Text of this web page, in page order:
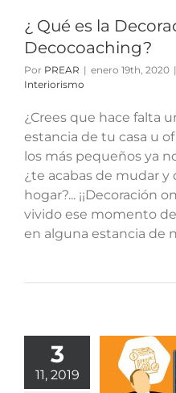
¿ Qué es la
Decocoaching?
Por PREAR | enero 19th, 2020 |
Interiorismo
¿Crees que hace falta
estancia de tu casa u
los más pequeños ya
¿te acabas de mudar
hogar?... ¡¡Decoración
vivido ese momento
en alguna estancia de
3
11, 2019
cuesta